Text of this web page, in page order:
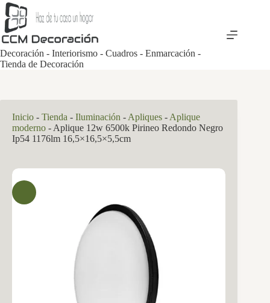
Saltar
al
contenido
Decoración - Interiorismo - Cuadros - Enmarcación -
Tienda de Decoración
Inicio - Tienda - Iluminación - Apliques - Aplique
moderno - Aplique 12w 6500k Pirineo Redondo Negro
Ip54 1176lm 16,5×16,5×5,5cm